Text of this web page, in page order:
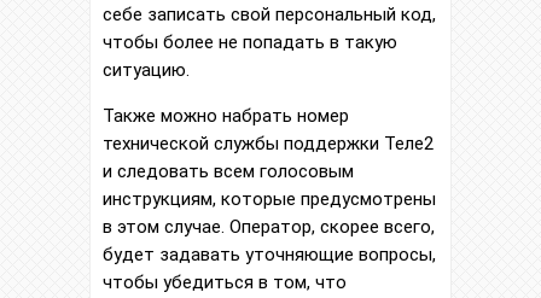
себе записать свой персональный код,
чтобы более не попадать в такую
ситуацию.
Также можно набрать номер
технической службы поддержки Теле2
и следовать всем голосовым
инструкциям, которые предусмотрены
в этом случае. Оператор, скорее всего,
будет задавать уточняющие вопросы,
чтобы убедиться в том, что